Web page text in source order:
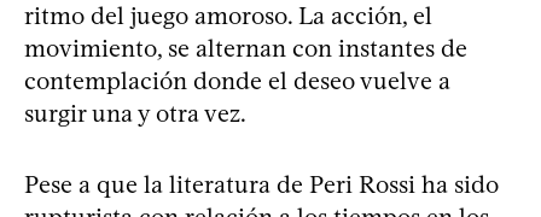
ritmo del juego amoroso. La acción, el
movimiento, se alternan con instantes de
contemplación donde el deseo vuelve a
surgir una y otra vez.
Pese a que la literatura de Peri Rossi ha sido